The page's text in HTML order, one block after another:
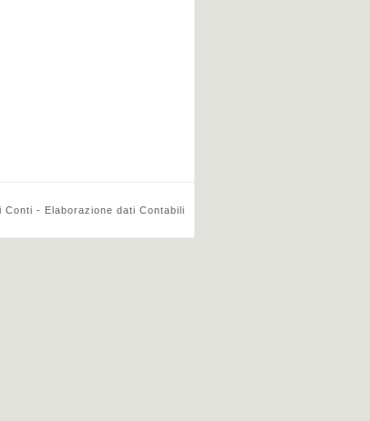
- Elaborazione dati Contabili